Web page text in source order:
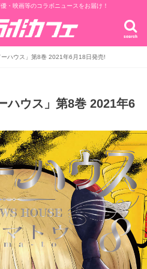
・映画等のコラボニュースをお届け！
search
ーハウス」第8巻 2021年6月18日発売!
ハウス」第8巻 2021年6